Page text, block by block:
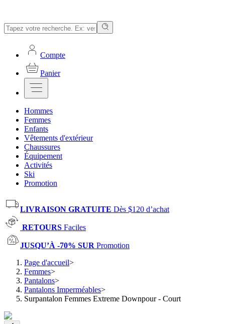
Compte
Panier
Hommes
Femmes
Enfants
Vêtements d'extérieur
Chaussures
Équipement
Activités
Ski
Promotion
LIVRAISON GRATUITE Dès $120 d’achat
RETOURS Faciles
JUSQU’À -70% SUR Promotion
Page d'accueil>
Femmes>
Pantalons>
Pantalons Imperméables>
Surpantalon Femmes Extreme Downpour - Court